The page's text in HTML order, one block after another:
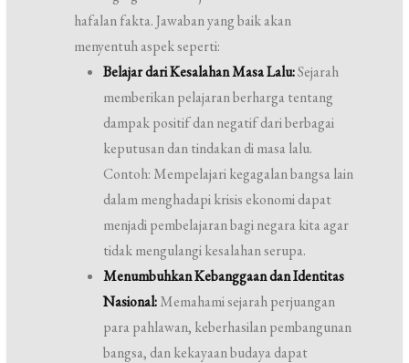
hafalan fakta. Jawaban yang baik akan
menyentuh aspek seperti:
Belajar dari Kesalahan Masa Lalu:Sejarah
memberikan pelajaran berharga tentang
dampak positif dan negatif dari berbagai
keputusan dan tindakan di masa lalu.
Contoh: Mempelajari kegagalan bangsa lain
dalam menghadapi krisis ekonomi dapat
menjadi pembelajaran bagi negara kita agar
tidak mengulangi kesalahan serupa.
Menumbuhkan Kebanggaan dan Identitas
Nasional:Memahami sejarah perjuangan
para pahlawan, keberhasilan pembangunan
bangsa, dan kekayaan budaya dapat